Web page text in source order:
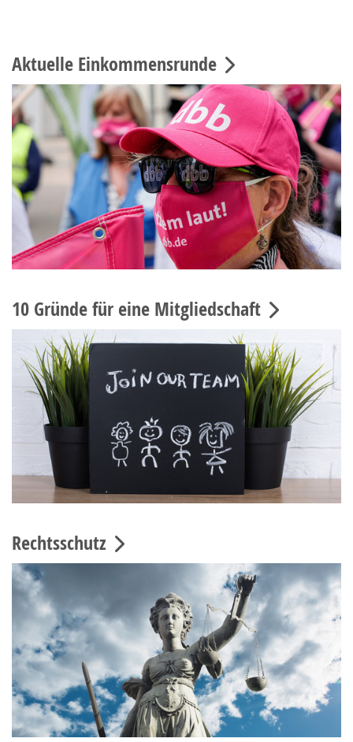
Aktuelle Einkommensrunde
10 Gründe für eine Mitgliedschaft
Rechtsschutz